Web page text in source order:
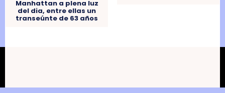
Manhattan a plena luz
del dia, entre ellas un
transeúnte de 63 años